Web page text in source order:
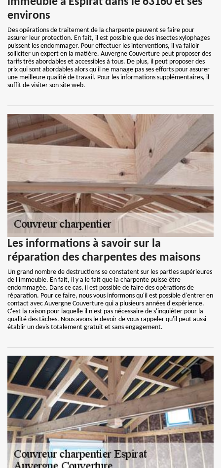
environs
Des opérations de traitement de la charpente peuvent se faire pour
assurer leur protection. En fait, il est possible que des insectes xylophages
puissent les endommager. Pour effectuer les interventions, il va falloir
solliciter un expert en la matière. Auvergne Couverture peut proposer des
tarifs très abordables et accessibles à tous. De plus, il peut proposer des
prix qui sont abordables alors qu'il ne manage pas ses efforts pour assurer
une meilleure qualité de travail. Pour les informations supplémentaires, il
suffit de visiter son site web.
Les informations à savoir sur la
réparation des charpentes des maisons
Un grand nombre de destructions se constatent sur les parties supérieures
de l'immeuble. En fait, il y a le fait que la charpente puisse être
endommagée. Dans ce cas, il est possible de faire des opérations de
réparation. Pour ce faire, nous vous informons qu'il est possible d'entrer en
contact avec Auvergne Couverture qui a plusieurs années d'expérience.
C'est la raison pour laquelle il n'est pas nécessaire de s'inquiéter pour la
qualité des tâches. Nous avons le devoir de vous rappeler qu'il peut aussi
établir un devis totalement gratuit et sans engagement.